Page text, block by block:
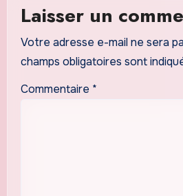
Laisser un
Votre adresse e-mail ne sera
champs obligatoires sont
Commentaire *